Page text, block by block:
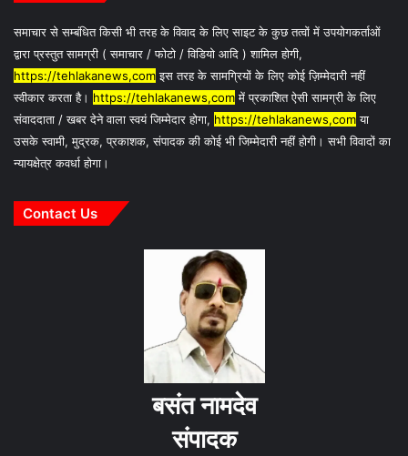
समाचार से सम्बंधित किसी भी तरह के विवाद के लिए साइट के कुछ तत्वों में उपयोगकर्ताओं
द्वारा प्रस्तुत सामग्री ( समाचार / फोटो / विडियो आदि ) शामिल होगी,
https://tehlakanews,comइस तरह के सामग्रियों के लिए कोई ज़िम्मेदारी नहीं
स्वीकार करता है। https://tehlakanews,comमें प्रकाशित ऐसी सामग्री के लिए
संवाददाता / खबर देने वाला स्वयं जिम्मेदार होगा, https://tehlakanews,comया
उसके स्वामी, मुद्रक, प्रकाशक, संपादक की कोई भी जिम्मेदारी नहीं होगी। सभी विवादों का
न्यायक्षेत्र कवर्धा होगा।
Contact Us
बसंत नामदेव
संपादक